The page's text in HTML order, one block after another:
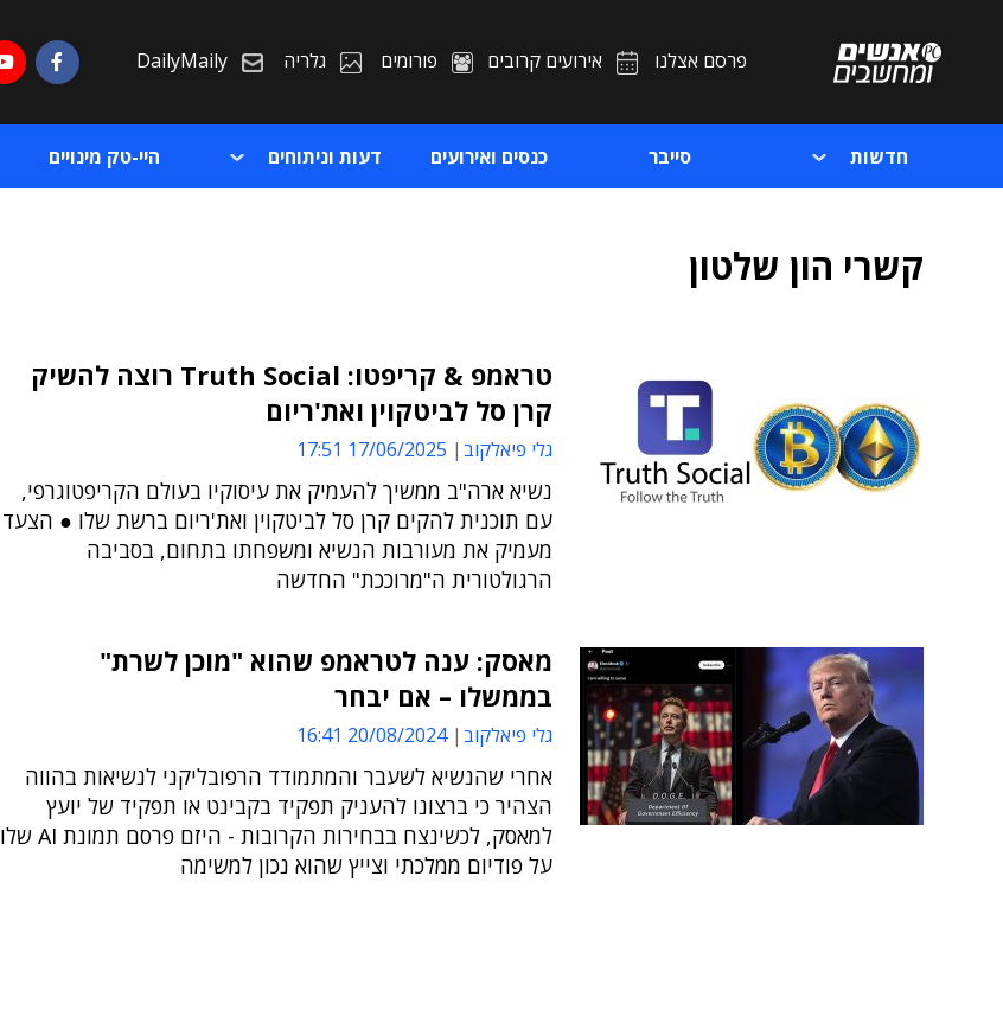
פרסם אצלנו אירועים קרובים פורומים גלריה DailyMaily
חדשות סייבר כנסים ואירועים דעות וניתוחים היי-טק מינויים
קשרי הון שלטון
טראמפ & קריפטו: Truth Social רוצה להשיק
קרן סל לביטקוין ואת'ריום
גלי פיאלקוב 17/06/2025 17:51
נשיא ארה"ב ממשיך להעמיק את עיסוקיו בעולם הקריפטוגרפי,
עם תוכנית להקים קרן סל לביטקוין ואת'ריום ברשת שלו ● הצעד
מעמיק את מעורבות הנשיא ומשפחתו בתחום, בסביבה
הרגולטורית ה"מרוככת" החדשה
מאסק: ענה לטראמפ שהוא "מוכן לשרת"
בממשלו – אם יבחר
גלי פיאלקוב 20/08/2024 16:41
אחרי שהנשיא לשעבר והמתמודד הרפובליקני לנשיאות בהווה
הצהיר כי ברצונו להעניק תפקיד בקבינט או תפקיד של יועץ
למאסק, לכשינצח בבחירות הקרובות - היזם פרסם תמונת AI שלו
על פודיום ממלכתי וצייץ שהוא נכון למשימה